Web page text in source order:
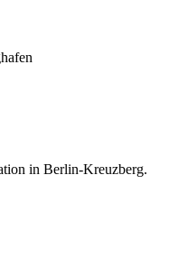
in Berlin-Kreuzberg.